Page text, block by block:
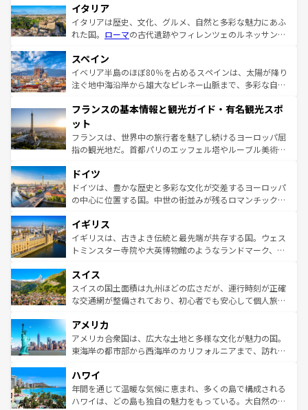
イタリア
イタリアは歴史、文化、グルメ、自然と多彩な魅力にあふ
れた国。 ローマの古代遺跡やフィレンツェのルネッサンス
ろん、トスカーナの美しい田園風景やアマルフィ海岸の絶
景など、自然景観も見逃せない。観光の合間には、本場の
ピザやパスタなど、絶品のイタリア料理を堪能することも
ませてくれるイタリアで、忘れられない旅をしてみよう！
なお、新着のイタリア情報は
しい。
スペイン
イベリア半島のほぼ80％を占めるスペインは、太陽が降り
注ぐ地中海沿岸から雄大なピレネー山脈まで、多彩な自然
文化が根付くこの国では、情熱的なフラメンコ、熱気あふ
れる闘牛、そして美味しいタパスが生活の一部となってい
る。首都マドリードの洗練された雰囲気や、バルセロナの
アートに溢れた街角から、地方では古代ローマ遺跡や中世
せる。地方によって風土や気候が異なるスペインはその個
性で訪れる人を魅了する。 なお、新着のスペイン情報は コ
ンテンツ一覧を参照してほしい。
フランスの基本情報と観光ガイド・有名観光スポ
ット
フランスは、世界中の旅行者を魅了し続けるヨーロッパ屈
指の観光地だ。首都パリのエッフェル塔やルーブル美術館
で、幅広い魅力が詰まっている。華麗な宮殿、歴史的な大
聖堂、美しいビーチ、そして豊かな自然が、訪れる者を心
から魅了する。また、フランスは美食の国としても知ら
いる。シャンパンの発祥地であるランス、プロヴァンスの
香り高いラベンダー畑など、多彩な楽しみ方が可能だ。さ
らに、パリ以外の地域にも魅力が溢れており、どの街角に
れる地方に足を運ぶとそれぞれで全く異なる文化を体験で
きるだろう。 なお、新着のフランス情報はコンテンツ一覧
を参照してほしい。
ドイツ
ドイツは、豊かな歴史と多彩な文化が交差するヨーロッパ
の中心に位置する国。中世の街並みが残るロマンチック街
顔を持つこの国は、どこを歩いても飽きることがない。ベ
ルリンの文化的活気、バイエルン州のアルプスの絶景、そ
してライン川沿いのワイン畑といった風景は必見。ビール
は、お酒好きな人にはぜひ体験してほしい。 なお、新着の
ドイツ情報はコンテンツ一覧を参照してほしい。
イギリス
イギリスは、古きよき伝統と最先端が共存する国。ウェス
トミンスター寺院や大英博物館のようなランドマーク、歴
リアごとに異なる魅力がある。また、優雅なアフタヌーン
ティー、ビール好きにはたまらない英国パブ、サッカー観
戦など、本場だからこそできる体験も豊富。イギリスを旅
ンツ一覧を参照してほしい。
スイス
スイスの国土面積は九州ほどの広さだが、運行時刻が正確
な交通網が整備されており、初心者でも安心して個人旅行
の建物がそのまま残る町や、スイスならではのユニークな
博物館もあり、アルプス観光だけでなく町歩きも満喫する
ことができる。国民の所得が高いため物価も高いが、旅行
ば市内交通費無料で観光を楽しむこともできる。 なお、新
着のスイス情報はコンテンツ一覧 を参照してほしい。
アメリカ
アメリカ合衆国は、広大な土地と多様な文化が魅力の国。
東海岸の都市部から西海岸のカリフォルニアまで、訪れる
のような巨大都市は、観光、ショッピング、エンターテイ
ンメントが詰まった刺激的なスポットだ。一方、アメリカ
西部には大自然が広がり、グランドキャニオンやイエロー
ハワイ
年間を通じて温暖な気候に恵まれ、多くの島で構成される
ハワイは、どの島も独自の魅力をもっている。大自然の神